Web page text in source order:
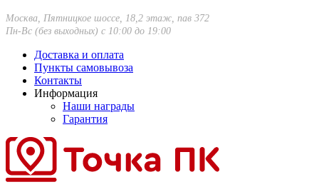
Москва, Пятницкое шоссе, 18,2 этаж, пав 372
Пн-Вс (без выходных) с 10:00 до 19:00
Доставка и оплата
Пункты самовывоза
Контакты
Информация
Наши награды
Гарантия